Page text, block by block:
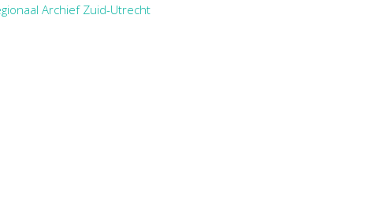
Archief Zuid-Utrecht